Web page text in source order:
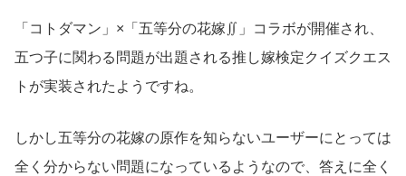
「コトダマン」×「五等分の花嫁∬」コラボが開催され、
五つ子に関わる問題が出題される推し嫁検定クイズクエス
トが実装されたようですね。
しかし五等分の花嫁の原作を知らないユーザーにとっては
全く分からない問題になっているようなので、答えに全く